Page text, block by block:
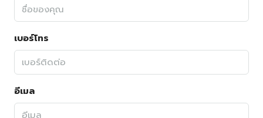
เบอร์โทร
อีเมล